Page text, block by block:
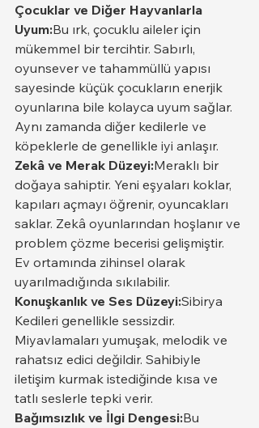
Çocuklar ve Diğer Hayvanlarla
Uyum:Bu ırk, çocuklu aileler için
mükemmel bir tercihtir. Sabırlı,
oyunsever ve tahammüllü yapısı
sayesinde küçük çocukların enerjik
oyunlarına bile kolayca uyum sağlar.
Aynı zamanda diğer kedilerle ve
köpeklerle de genellikle iyi anlaşır.
Zekâ ve Merak Düzeyi:Meraklı bir
doğaya sahiptir. Yeni eşyaları koklar,
kapıları açmayı öğrenir, oyuncakları
saklar. Zekâ oyunlarından hoşlanır ve
problem çözme becerisi gelişmiştir.
Ev ortamında zihinsel olarak
uyarılmadığında sıkılabilir.
Konuşkanlık ve Ses Düzeyi:Sibirya
Kedileri genellikle sessizdir.
Miyavlamaları yumuşak, melodik ve
rahatsız edici değildir. Sahibiyle
iletişim kurmak istediğinde kısa ve
tatlı seslerle tepki verir.
Bağımsızlık ve İlgi Dengesi:Bu